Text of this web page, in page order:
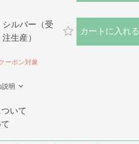
シルバー（受
注生産）
カートに入れる
ーポン対象
説明
いて